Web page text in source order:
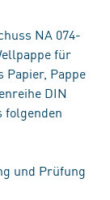
NA 074-
für
Pappe
DIN
folgenden
und Prüfung